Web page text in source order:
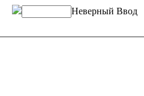
Неверный Ввод